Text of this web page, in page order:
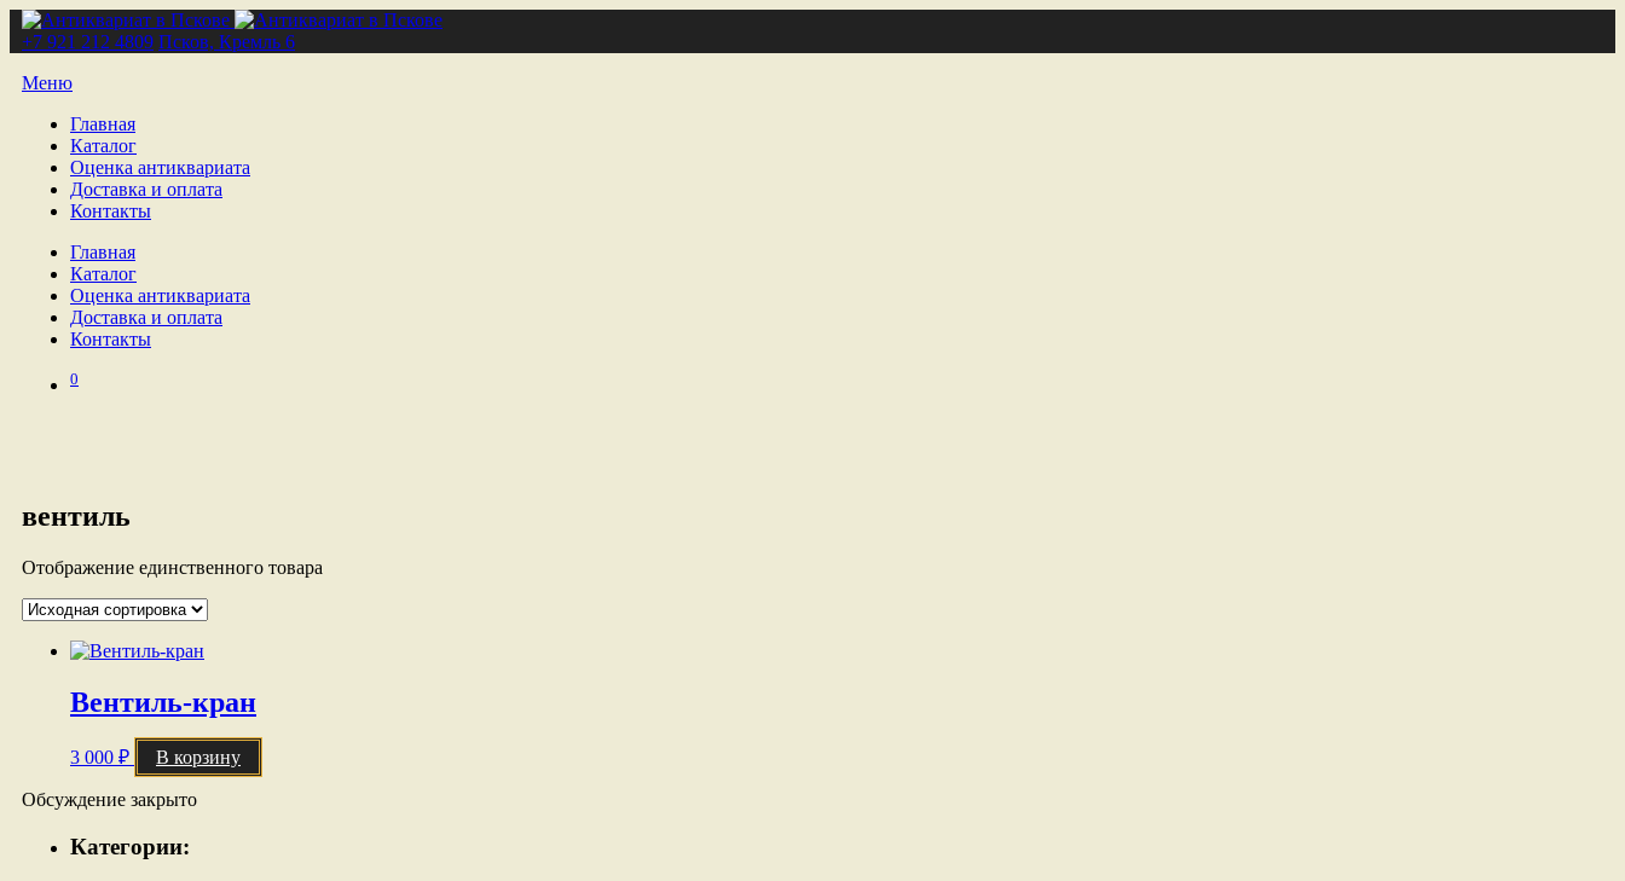
+7 921 212 4809 Псков, Кремль 6
Меню
Главная
Каталог
Оценка антиквариата
Доставка и оплата
Контакты
Главная
Каталог
Оценка антиквариата
Доставка и оплата
Контакты
0
вентиль
Отображение единственного товара
Вентиль-кран
3 000 ₽ В корзину
Обсуждение закрыто
Категории: